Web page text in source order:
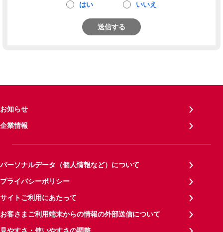
はい いいえ
送信する
お知らせ
企業情報
パーソナルデータ（個人情報など）について
プライバシーポリシー
サイトご利用にあたって
お客さまご利用端末からの情報の外部送信について